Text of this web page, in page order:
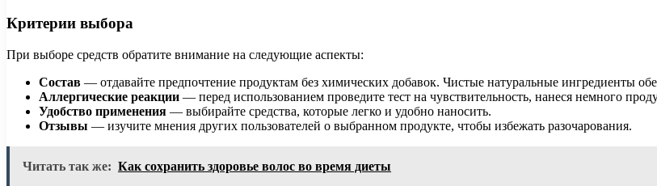
Критерии выбора
При выборе средств обратите внимание на следующие аспекты:
Состав — отдавайте предпочтение продуктам без химических добавок. Чистые натуральные ингредиенты
Аллергические реакции — перед использованием проведите тест на чувствительность, нанеся немного
Удобство применения — выбирайте средства, которые легко и удобно наносить.
Отзывы — изучите мнения других пользователей о выбранном продукте, чтобы избежать разочарования.
Читать так же: Как сохранить здоровье волос во время диеты